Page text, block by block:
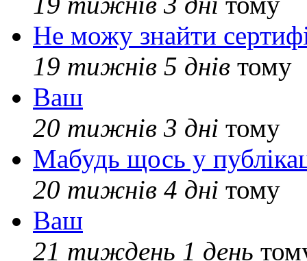
Не можу знайти
19 тижнів 5 днів тому
Ваш
20 тижнів 3 дні тому
Мабудь щось у
20 тижнів 4 дні тому
Ваш
21 тиждень 1 день